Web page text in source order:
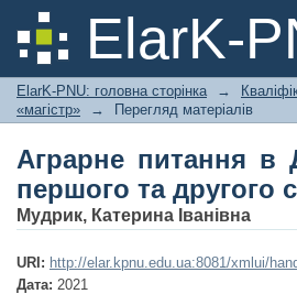
ElarK-
Аграрне питання в
скликання
ElarK-PNU: головна сторінка →
«магістр»
→ Перегляд матеріалів
Аграрне питання в
першого та другого
Мудрик, Катерина Іванівна
URI: http://elar.kpnu.edu.ua:8081/xmlui/
Дата: 2021